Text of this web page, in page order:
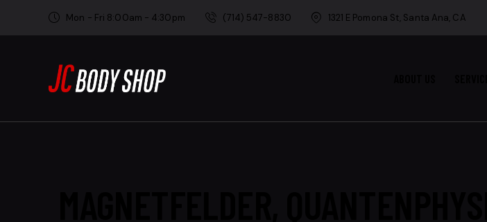
Mon - Fri 8:00am - 4:30pm (714) 547-8830 1321 E Pomona St, Santa Ana, CA